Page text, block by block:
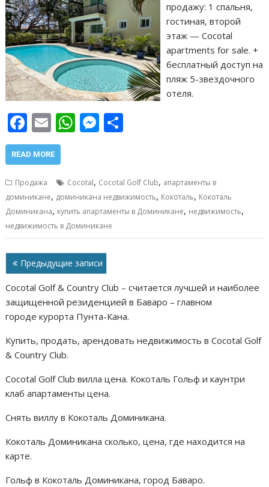
продажу: 1 спальня,
гостиная, второй
этаж — Сocotal
apartments for sale. +
бесплатный доступ на
пляж 5-звездочного
отеля.
F
ac
e
b
o
o
k
E
m
ai
W
s
A
p
p
M
e
n
g
er
р
а
в
и
READ MORE
Продажа Cocotal, Cocotal Golf Club, апартаменты в
доминикане, доминикана недвижимость, Кокоталь, Кокоталь
Доминикана, купить апартаменты в Доминикане, недвижимость,
недвижимость в Доминикане
Навигация
по
записям
Предыдущие записи
Cocotal Golf & Country Club – считается лучшей и наиболее
защищенной резиденцией в Баваро – главном
городекурорта Пунта-Кана.
Купить, продать, арендовать недвижимость в Cocotal Golf
& Country Club.
Cocotal Golf Club вилла цена. Кокоталь Гольф и каунтри
клаб апартаменты цена.
Снять виллу в Кокоталь Доминикана.
Кокоталь Доминикана сколько, цена, где находится на
карте.
Гольф в Кокоталь Доминикана, город Баваро.